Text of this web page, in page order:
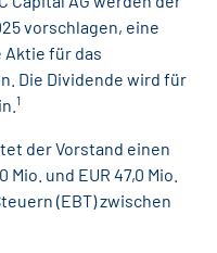
vorschlagen, eine
Aktie für das
Die Dividende wird für
1
der Vorstand einen
und EUR 47,0 Mio.
(EBT) zwischen